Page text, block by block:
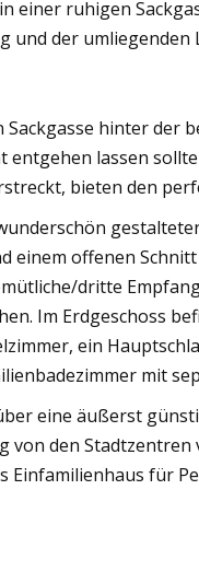
production
Fenster und
einer ruhigen
und der umliegenden
hinter der
entgehen lassen
bieten den
einem offenen
dritte
Im Erdgeschoss
ein
mit
eine äußerst
von den
Einfamilienhaus für